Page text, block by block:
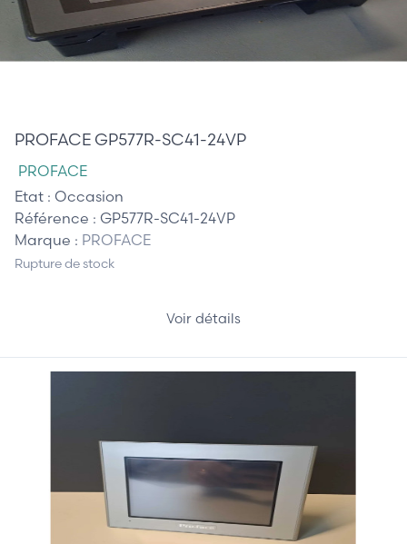
PROFACE GP577R-SC41-24VP
PROFACE
Etat : Occasion
Référence : GP577R-SC41-24VP
Marque : PROFACE
Rupture de stock
Voir détails